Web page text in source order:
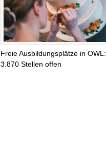
Freie Ausbildungsplätze in OWL:
3.870 Stellen offen